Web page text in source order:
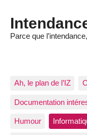
Parce que
Ah, le plan de l’IZ
Documentation
Humour